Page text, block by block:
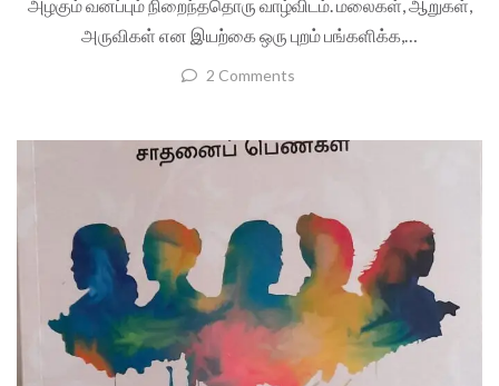
அழகும் வனப்பும் நிறைந்ததொரு வாழ்விடம். மலைகள், ஆறுகள்,
அருவிகள் என இயற்கை ஒரு புறம் பங்களிக்க,…
2 Comments